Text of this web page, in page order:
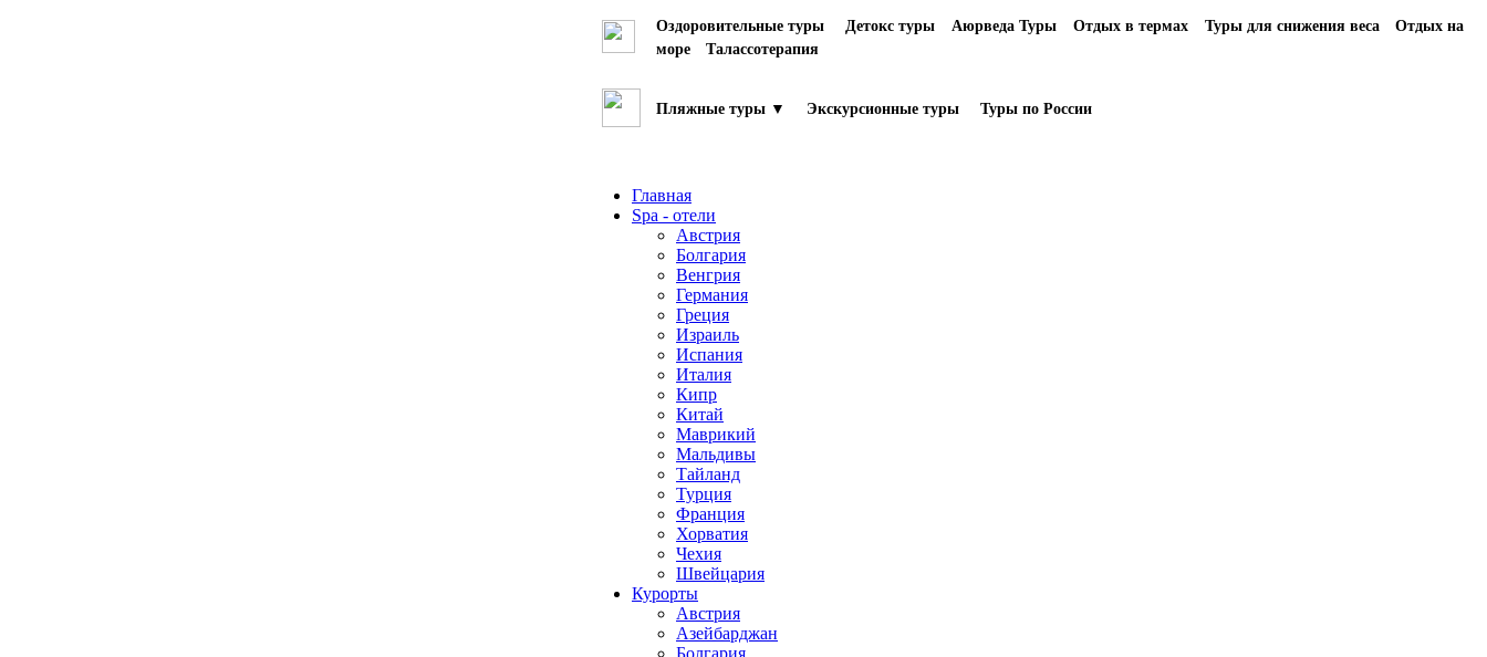
Оздоровительные туры Детокс туры Аюрведа Туры Отдых в термах Туры для снижения веса
Отдых на
море
Талассотерапия
Пляжные туры ▼ Экскурсионные туры Туры по России
Главная
Spa - отели
Австрия
Болгария
Венгрия
Германия
Греция
Израиль
Испания
Италия
Кипр
Китай
Маврикий
Мальдивы
Тайланд
Турция
Франция
Хорватия
Чехия
Швейцария
Курорты
Австрия
Азейбарджан
Болгария